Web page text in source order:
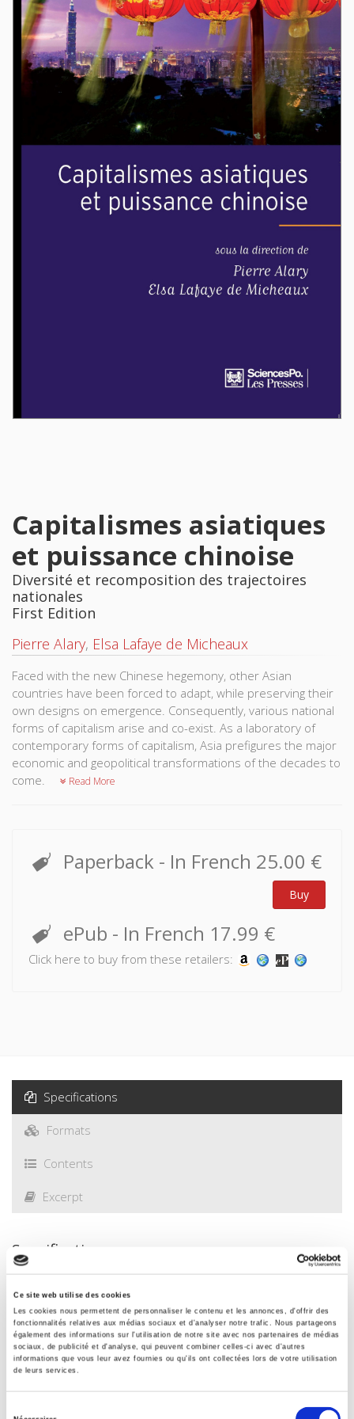
Ce site web utilise des cookies
Les cookies nous permettent de personnaliser le contenu et les annonces, d'offrir des
fonctionnalités relatives aux médias sociaux et d'analyser notre trafic. Nous partageons
également des informations sur l'utilisation de notre site avec nos partenaires de médias
sociaux, de publicité et d'analyse, qui peuvent combiner celles-ci avec d'autres
informations que vous leur avez fournies ou qu'ils ont collectées lors de votre utilisation
de leurs services.
Capitalismes asiatiques
et puissance chinoise
Diversité et recomposition des trajectoires
nationales
First Edition
Pierre Alary, Elsa Lafaye de Micheaux
Faced with the new Chinese hegemony, other Asian
countries have been forced to adapt, while preserving their
own designs on emergence. Consequently, various national
forms of capitalism arise and co-exist. As a laboratory of
contemporary forms of capitalism, Asia prefigures the major
economic and geopolitical transformations of the decades to
come.
Read More
Paperback - In French 25.00 €
Buy
ePub - In French 17.99 €
Click here to buy from these retailers:
Specifications
Formats
Contents
Excerpt
Specifications
Publisher
Presses de Sciences Po
Author
Pierre Alary ,Elsa Lafaye de Micheaux
François Bafoil,Stéphanie Barral,Robert Boyer,Ming-Hua
Chiang,David Delfolie Jean-Paul Maréchal